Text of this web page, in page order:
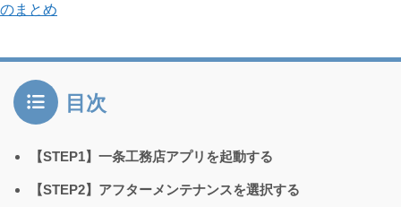
のまとめ
目次
【STEP1】一条工務店アプリを起動する
【STEP2】アフターメンテナンスを選択する